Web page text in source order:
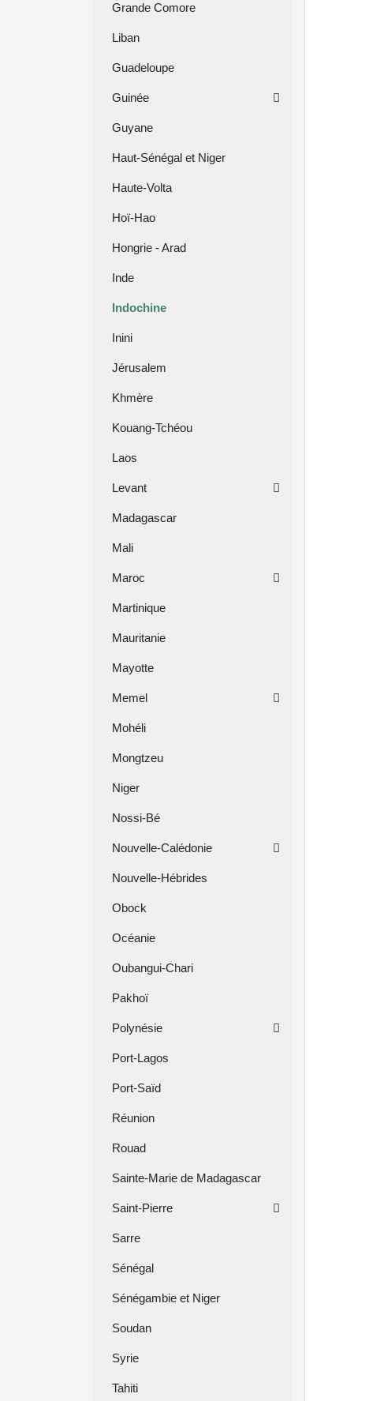
Grande Comore
Liban
Guadeloupe
Guinée
Guyane
Haut-Sénégal et Niger
Haute-Volta
Hoï-Hao
Hongrie - Arad
Inde
Indochine
Inini
Jérusalem
Khmère
Kouang-Tchéou
Laos
Levant
Madagascar
Mali
Maroc
Martinique
Mauritanie
Mayotte
Memel
Mohéli
Mongtzeu
Niger
Nossi-Bé
Nouvelle-Calédonie
Nouvelle-Hébrides
Obock
Océanie
Oubangui-Chari
Pakhoï
Polynésie
Port-Lagos
Port-Saïd
Réunion
Rouad
Sainte-Marie de Madagascar
Saint-Pierre
Sarre
Sénégal
Sénégambie et Niger
Soudan
Syrie
Tahiti